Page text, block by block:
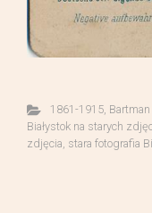
1861-1915, Bartman
Białystok na starych
zdjęcia, stara fotografia